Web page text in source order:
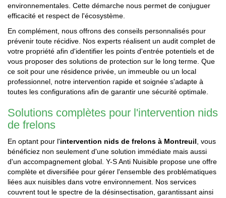
environnementales. Cette démarche nous permet de conjuguer
efficacité et respect de l'écosystème.
En complément, nous offrons des conseils personnalisés pour
prévenir toute récidive. Nos experts réalisent un audit complet de
votre propriété afin d'identifier les points d'entrée potentiels et de
vous proposer des solutions de protection sur le long terme. Que
ce soit pour une résidence privée, un immeuble ou un local
professionnel, notre intervention rapide et soignée s'adapte à
toutes les configurations afin de garantir une sécurité optimale.
Solutions complètes pour l'intervention nids
de frelons
En optant pour l'intervention nids de frelons à Montreuil , vous
bénéficiez non seulement d'une solution immédiate mais aussi
d'un accompagnement global. Y-S Anti Nuisible propose une offre
complète et diversifiée pour gérer l'ensemble des problématiques
liées aux nuisibles dans votre environnement. Nos services
couvrent tout le spectre de la désinsectisation, garantissant ainsi